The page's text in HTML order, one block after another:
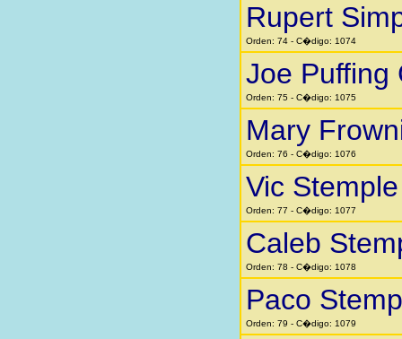
Rupert
Orden: 74 - C�digo: 1074
Joe Puffing
Orden: 75 - C�digo: 1075
Mary
Orden: 76 - C�digo: 1076
Vic Stemple
Orden: 77 - C�digo: 1077
Caleb
Orden: 78 - C�digo: 1078
Paco
Orden: 79 - C�digo: 1079